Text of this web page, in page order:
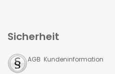
Sicherheit
AGB Kundeninformation